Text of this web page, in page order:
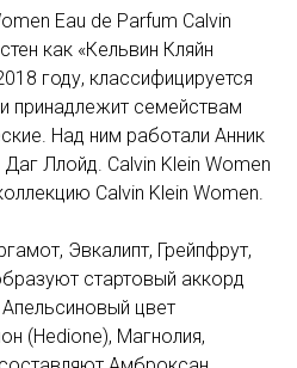
Eau de Parfum Calvin
как «Кельвин Кляйн
году, классифицируется
принадлежит семействам
Над ним работали Анник
Ллойд. Calvin Klein Women
Calvin Klein Women.
Эвкалипт, Грейпфрут,
стартовый аккорд
цвет
(Hedione), Магнолия,